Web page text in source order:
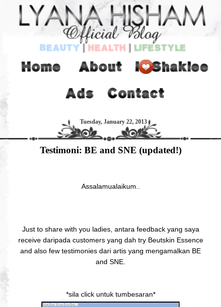
Tuesday, January 22, 2013
Testimoni: BE and SNE (updated!)
Assalamualaikum..
Just to share with you ladies, antara feedback yang saya
receive daripada customers yang dah try Beutskin Essence
and also few testimonies dari artis yang mengamalkan BE
and SNE.
*sila click untuk tumbesaran*